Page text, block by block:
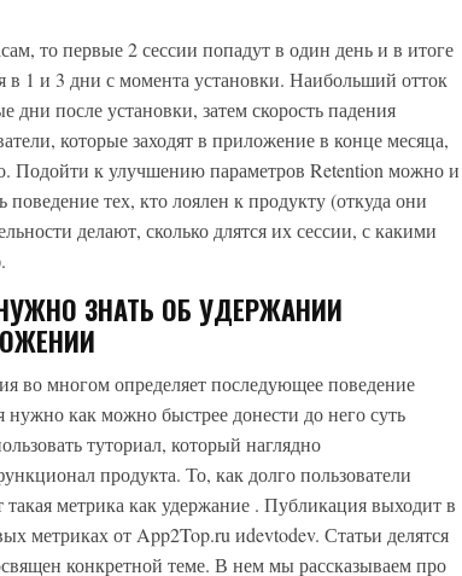
то первые 2 сессии попадут в один день и в итоге
в 1 и 3 дни с момента установки. Наибольший отток
дни после установки, затем скорость падения
которые заходят в приложение в конце месяца,
Подойти к улучшению параметров Retention можно и
тех, кто лоялен к продукту (откуда они
делают, сколько длятся их сессии, с какими
НУЖНО ЗНАТЬ ОБ УДЕРЖАНИИ
во многом определяет последующее поведение
нужно как можно быстрее донести до него суть
туториал, который наглядно
продукта. То, как долго пользователи
такая метрика как удержание . Публикация выходит в
метриках от App2Top.ru иdevtodev. Статьи делятся
конкретной теме. В нем мы рассказываем про